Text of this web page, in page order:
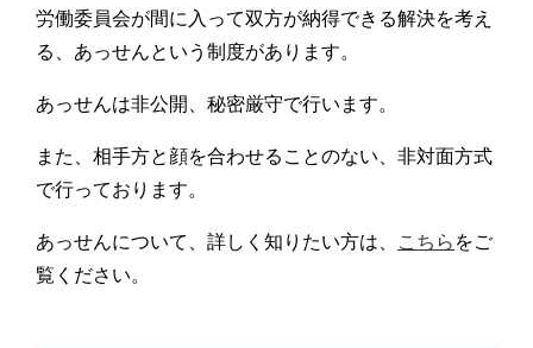
労働委員会が間に入って双方が納得できる解決を考え
る、あっせんという制度があります。
あっせんは非公開、秘密厳守で行います。
また、相手方と顔を合わせることのない、非対面方式
で行っております。
あっせんについて、詳しく知りたい方は、 こちら をご
覧ください。